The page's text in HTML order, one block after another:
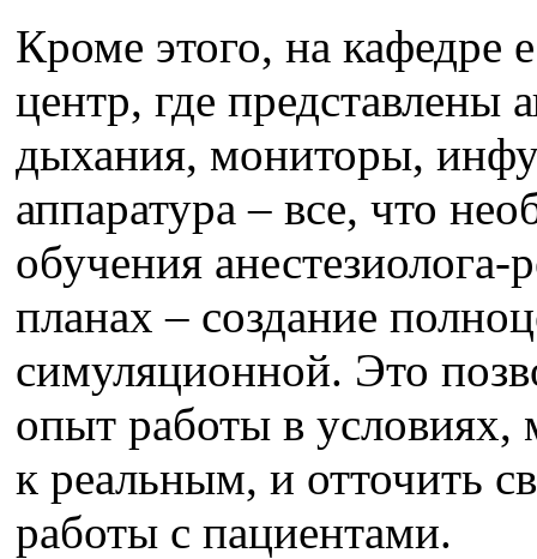
Кроме этого, на кафедре
центр, где представлены
дыхания, мониторы,
аппаратура – все, что
обучения
планах – создание
симуляционной. Это
опыт работы в
к реальным, и отточить
работы с пациентами.